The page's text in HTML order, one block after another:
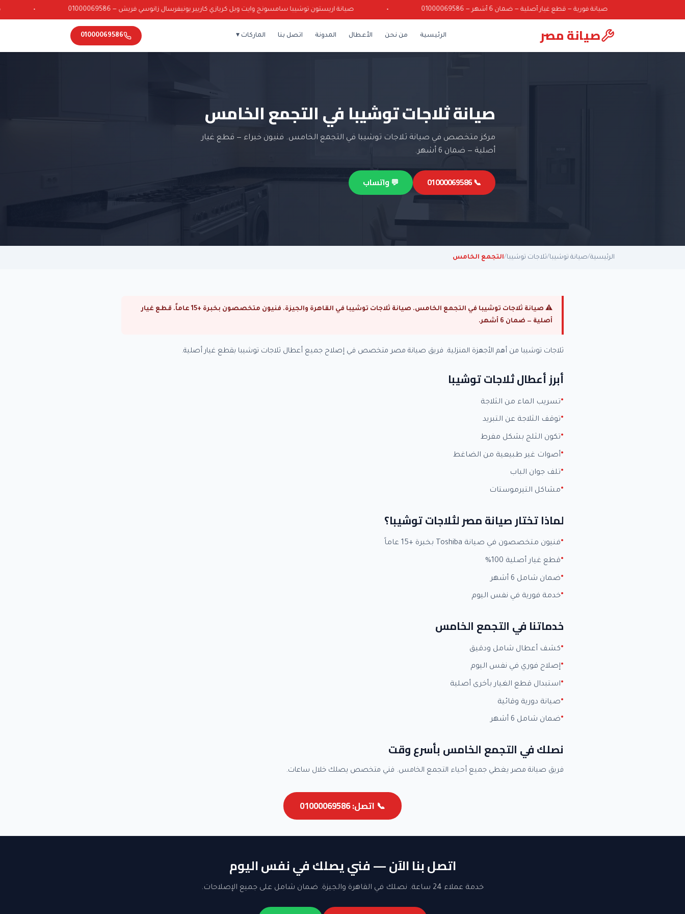
صيانة فورية — قطع غيار أصلية — ضمان 6 أشهر — 01000069586 صيانة اريستون توشيبا سامسونج وايت ويل كريازي كاريير يونيفرسال زانوسي فريش — 01000069586
صيانة مصر الرئيسية من نحن الأعطال المدونة اتصل بنا الماركات ▾ 01000069586
صيانة ثلاجات توشيبا في التجمع الخامس
مركز متخصص في صيانة ثلاجات توشيبا في التجمع الخامس. فنيون خبراء — قطع غيار
أصلية — ضمان 6 أشهر.
📞 01000069586 💬 واتساب
الرئيسية/صيانة توشيبا/ثلاجات توشيبا/التجمع الخامس
⚠ صيانة ثلاجات توشيبا في التجمع الخامس. صيانة ثلاجات توشيبا في القاهرة والجيزة. فنيون متخصصون بخبرة +15 عاماً. قطع غيار
أصلية — ضمان 6 أشهر.
ثلاجات توشيبا من أهم الأجهزة المنزلية. فريق صيانة مصر متخصص في إصلاح جميع أعطال ثلاجات توشيبا بقطع غيار أصلية.
أبرز أعطال ثلاجات توشيبا
تسريب الماء من الثلاجة
توقف الثلاجة عن التبريد
تكون الثلج بشكل مفرط
أصوات غير طبيعية من الضاغط
تلف جوان الباب
مشاكل التيرموستات
لماذا تختار صيانة مصر لثلاجات توشيبا؟
فنيون متخصصون في صيانة Toshiba بخبرة +15 عاماً
قطع غيار أصلية 100%
ضمان شامل 6 أشهر
خدمة فورية في نفس اليوم
خدماتنا في التجمع الخامس
كشف أعطال شامل ودقيق
إصلاح فوري في نفس اليوم
استبدال قطع الغيار بأخرى أصلية
صيانة دورية وقائية
ضمان شامل 6 أشهر
نصلك في التجمع الخامس بأسرع وقت
فريق صيانة مصر يغطي جميع أحياء التجمع الخامس. فني متخصص يصلك خلال ساعات.
📞 اتصل: 01000069586
اتصل بنا الآن — فني يصلك في نفس اليوم
خدمة عملاء 24 ساعة. نصلك في القاهرة والجيزة. ضمان شامل على جميع الإصلاحات.